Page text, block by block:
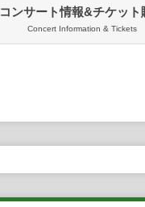
コンサート情報&チケット
Concert Information & Tickets